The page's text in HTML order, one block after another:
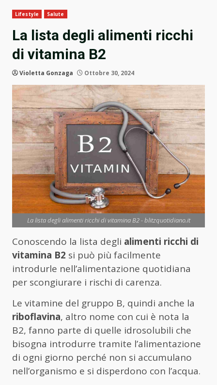
Lifestyle Salute
La lista degli alimenti ricchi
di vitamina B2
Violetta Gonzaga Ottobre 30, 2024
La lista degli alimenti ricchi di vitamina B2 - blitzquotidiano.it
Conoscendo la lista degli alimenti ricchi di
vitamina B2 si può più facilmente
introdurle nell’alimentazione quotidiana
per scongiurare i rischi di carenza.
Le vitamine del gruppo B, quindi anche la
riboflavina, altro nome con cui è nota la
B2, fanno parte di quelle idrosolubili che
bisogna introdurre tramite l’alimentazione
di ogni giorno perché non si accumulano
nell’organismo e si disperdono con l’acqua.